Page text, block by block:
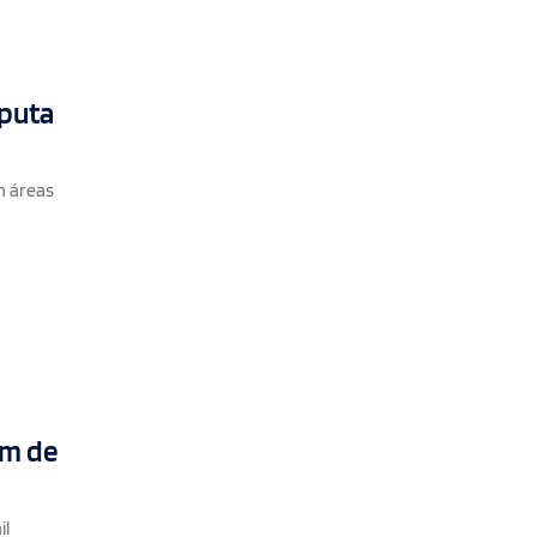
áreas
de